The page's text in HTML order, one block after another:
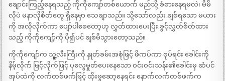
ချောင်းကြည့်နေရသည့် ကိုကိုကျော်တစ်ယောက် မည်သို့ ခံစားနေရမလဲ၊ မိမိ
လိုပဲ မနာလိုစိတ်တွေ ရှိနေမှာ သေချာသည်။ သို့သော်လည်း ချစ်ရသော မယား
ကို အလိုလိုက်ကာ ပျော်ပါစေတော့ဟု လွှတ်ထားပေးပြီး ခွင့်လွှတ်စိတ်ထား
သည့် ကိုကိုကျော့်ကို ပို၍ပင် ချစ်မိသွားတော့သည်။
ကိုကိုကျော်က သူ့လီးကြီးကို နှုတ်ခမ်းအစုံဖြင့် ဖိကပ်ကာ စုပ်ရင်း ခေါင်းကို
နိမ့်လိုက် မြင့်လိုက်ဖြင့် ပုလွေမှုတ်ပေးနေသော ဝင်းဝင်းသန်း၏ခေါင်းမှ ဆံပင်
အုပ်ထဲကို လက်တစ်ဖက်ဖြင့် ထိုးဖွဆော့နေရင်း နောက်လက်တစ်ဖက်က